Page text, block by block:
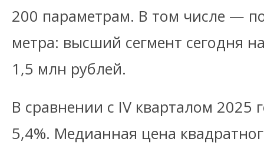
200 параметрам. В том числе —
метра: высший сегмент сегодня
1,5 млн рублей.
В сравнении с IV кварталом 2025
5,4%. Медианная цена